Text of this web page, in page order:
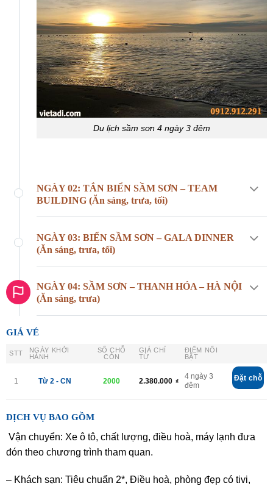
Du lịch sầm sơn 4 ngày 3 đêm
NGÀY 02: TẮN BIỂN SẦM SƠN – TEAM
BUILDING (Ăn sáng, trưa, tối)
NGÀY 03: BIỂN SẦM SƠN – GALA DINNER
(Ăn sáng, trưa, tối)
NGÀY 04: SẦM SƠN – THANH HÓA – HÀ NỘI
(Ăn sáng, trưa)
GIÁ VÉ
STT
NGÀY KHỞI
HÀNH
SỐ CHỖ
CÒN
GIÁ CHỈ
TỪ
ĐIỂM NỔI
BẬT
1 Từ 2 - CN 2000 2.380.000 ₫
4 ngày 3
đêm
Đặt chỗ
DỊCH VỤ BAO GỒM
Vận chuyển: Xe ô tô, chất lượng, điều hoà, máy lạnh đưa
đón theo chương trình tham quan.
– Khách sạn: Tiêu chuẩn 2*, Điều hoà, phòng đẹp có tivi,